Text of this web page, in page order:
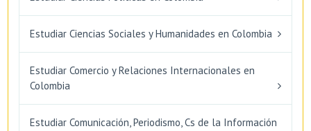
Estudiar Ciencias Sociales y Humanidades en Colombia
Estudiar Comercio y Relaciones Internacionales en
Colombia
Estudiar Comunicación, Periodismo, Cs de la Información